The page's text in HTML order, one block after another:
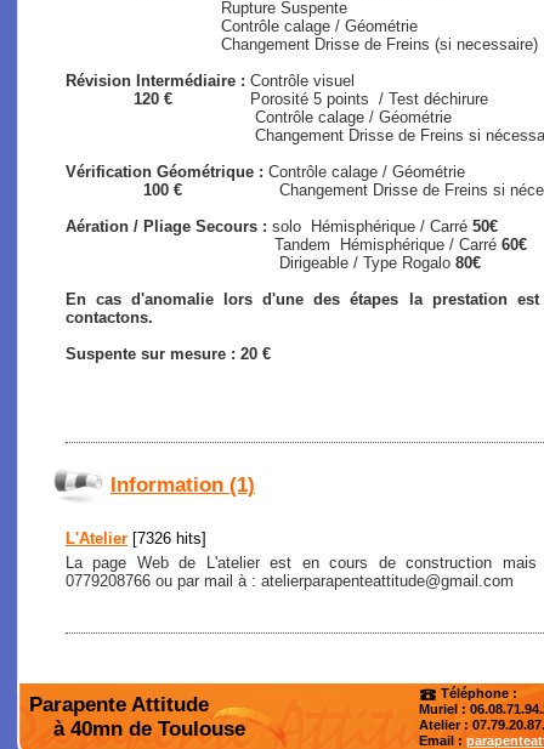
Rupture Suspente
Contrôle calage / Géométrie
Changement Drisse de Freins (si necessaire)
Révision Intermédiaire : Contrôle visuel
120 € Porosité 5 points / Test déchirure
Contrôle calage / Géométrie
Changement Drisse de Freins si nécessaire
Vérification Géométrique : Contrôle calage / Géométrie
100 € Changement Drisse de Freins si
Aération / Pliage Secours : solo Hémisphérique / Carré 50€
Tandem Hémisphérique / Carré 60€
Dirigeable / Type Rogalo 80€
En cas d'anomalie lors d'une des étapes la prestation
contactons.
Suspente sur mesure : 20 €
Information (1)
L'Atelier [7326 hits]
La page Web de L'atelier est en cours de construction
0779208766 ou par mail à : atelierparapenteattitude@gmail.com
Parapente Attitude
à 40mn de Toulouse
Téléphone :
Muriel :
Atelier:
Email :